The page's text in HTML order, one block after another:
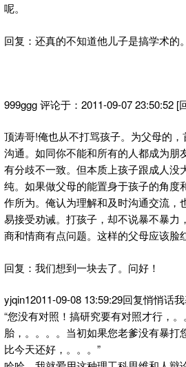
呢。
回复：还真的不知道他儿子是搞学术的
999ggg 评论于：2011-09-07 23:50:52 [
顶涛哥!俺也从不打骂孩子。为父母的
沟通。如同你不能和所有的人都成为朋
有分歧不一致。但本质上孩子跟成人没
纯。如果做父母的能置身于孩子的角度
作所为。俺认为理解和及时沟通交流，
易接受劝诫。打孩子，却不说暴不暴力
商和情商有点问题。这样的父母应该脸
回复：我们想到一块去了。问好！
yjqin12011-09-08 13:59:29回复悄悄话
“您没有对照！搞研究要有对照才行，
胎，。。。。当初如果您老爹没有暴打
比今天还好，。。。”